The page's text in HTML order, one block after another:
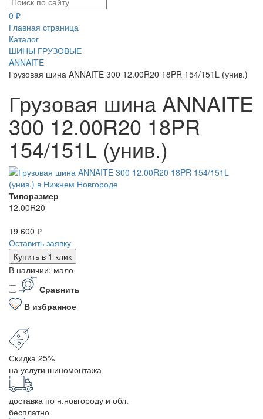
0 ₽
Главная страница
Каталог
ШИНЫ ГРУЗОВЫЕ
ANNAITE
Грузовая шина ANNAITE 300 12.00R20 18PR 154/151L (унив.)
Грузовая шина ANNAITE
300 12.00R20 18PR
154/151L (унив.)
Типоразмер
12.00R20
19 600 ₽
Оставить заявку
Купить в 1 клик
В наличии: мало
Сравнить
В избранное
Скидка 25%
на услуги шиномонтажа
доставка по н.новгороду и обл.
бесплатно